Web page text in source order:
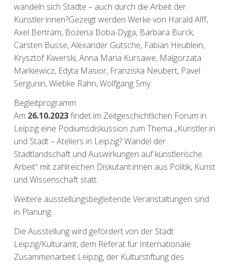
wandeln sich Städte – auch durch die Arbeit der
Künstler:innen?Gezeigt werden Werke von Harald Alff,
Axel Bertram, Bożena Boba-Dyga, Barbara Burck,
Carsten Busse, Alexander Gutsche, Fabian Heublein,
Krysztof Kiwerski, Anna Maria Kursawe, Malgorzata
Markiewicz, Edyta Masior, Franziska Neubert, Pavel
Sergunin, Wiebke Rahn, Wolfgang Smy.
Begleitprogramm
Am 26.10.2023findet im Zeitgeschichtlichen Forum in
Leipzigeine Podiumsdiskussion zum Thema „Künstler:in
und Stadt – Ateliers in Leipzig? Wandel der
Stadtlandschaft und Auswirkungen auf künstlerische
Arbeit“ mit zahlreichen Diskutant:innen aus Politik, Kunst
und Wissenschaft statt.
Weitere ausstellungsbegleitende Veranstaltungen sind
in Planung.
Die Ausstellung wird gefördert von der Stadt
Leipzig/Kulturamt, dem Referat für Internationale
Zusammenarbeit Leipzig, der Kulturstiftung des